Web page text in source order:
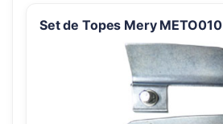
Set de Topes Mery METO010